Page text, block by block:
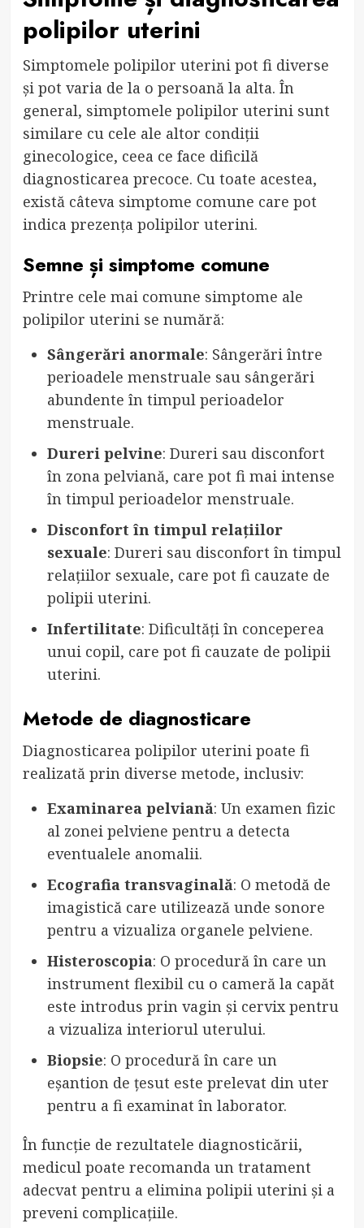
polipilor uterini
Simptomele polipilor uterini pot fi diverse
și pot varia de la o persoană la alta. În
general, simptomele polipilor uterini sunt
similare cu cele ale altor condiții
ginecologice, ceea ce face dificilă
diagnosticarea precoce. Cu toate acestea,
există câteva simptome comune care pot
indica prezența polipilor uterini.
Semne și simptome comune
Printre cele mai comune simptome ale
polipilor uterini se numără:
Sângerări anormale: Sângerări între
perioadele menstruale sau sângerări
abundente în timpul perioadelor
menstruale.
Dureri pelvine: Dureri sau disconfort
în zona pelviană, care pot fi mai intense
în timpul perioadelor menstruale.
Disconfort în timpul relațiilor
sexuale: Dureri sau disconfort în timpul
relațiilor sexuale, care pot fi cauzate de
polipii uterini.
Infertilitate: Dificultăți în conceperea
unui copil, care pot fi cauzate de polipii
uterini.
Metode de diagnosticare
Diagnosticarea polipilor uterini poate fi
realizată prin diverse metode, inclusiv:
Examinarea pelviană: Un examen fizic
al zonei pelviene pentru a detecta
eventualele anomalii.
Ecografia transvaginală: O metodă de
imagistică care utilizează unde sonore
pentru a vizualiza organele pelviene.
Histeroscopia: O procedură în care un
instrument flexibil cu o cameră la capăt
este introdus prin vagin și cervix pentru
a vizualiza interiorul uterului.
Biopsie: O procedură în care un
eșantion de țesut este prelevat din uter
pentru a fi examinat în laborator.
În funcție de rezultatele diagnosticării,
medicul poate recomanda un tratament
adecvat pentru a elimina polipii uterini și a
preveni complicațiile.